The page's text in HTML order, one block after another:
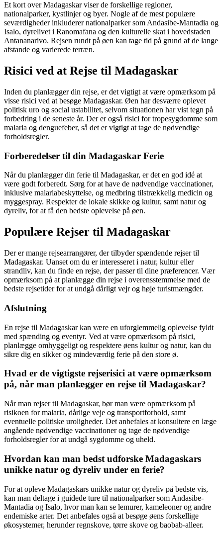
Et kort over Madagaskar viser de forskellige regioner,
nationalparker, kystlinjer og byer. Nogle af de mest populære
seværdigheder inkluderer nationalparker som Andasibe-Mantadia og
Isalo, dyrelivet i Ranomafana og den kulturelle skat i hovedstaden
Antananarivo. Rejsen rundt på øen kan tage tid på grund af de lange
afstande og varierede terræn.
Risici ved at Rejse til Madagaskar
Inden du planlægger din rejse, er det vigtigt at være opmærksom på
visse risici ved at besøge Madagaskar. Øen har desværre oplevet
politisk uro og social ustabilitet, selvom situationen har vist tegn på
forbedring i de seneste år. Der er også risici for tropesygdomme som
malaria og denguefeber, så det er vigtigt at tage de nødvendige
forholdsregler.
Forberedelser til din Madagaskar Ferie
Når du planlægger din ferie til Madagaskar, er det en god idé at
være godt forberedt. Sørg for at have de nødvendige vaccinationer,
inklusive malariabeskyttelse, og medbring tilstrækkelig medicin og
myggespray. Respekter de lokale skikke og kultur, samt natur og
dyreliv, for at få den bedste oplevelse på øen.
Populære Rejser til Madagaskar
Der er mange rejsearrangører, der tilbyder spændende rejser til
Madagaskar. Uanset om du er interesseret i natur, kultur eller
strandliv, kan du finde en rejse, der passer til dine præferencer. Vær
opmærksom på at planlægge din rejse i overensstemmelse med de
bedste rejsetider for at undgå dårligt vejr og høje turistmængder.
Afslutning
En rejse til Madagaskar kan være en uforglemmelig oplevelse fyldt
med spænding og eventyr. Ved at være opmærksom på risici,
planlægge omhyggeligt og respektere øens kultur og natur, kan du
sikre dig en sikker og mindeværdig ferie på den store ø.
Hvad er de vigtigste rejserisici at være opmærksom
på, når man planlægger en rejse til Madagaskar?
Når man rejser til Madagaskar, bør man være opmærksom på
risikoen for malaria, dårlige veje og transportforhold, samt
eventuelle politiske uroligheder. Det anbefales at konsultere en læge
angående nødvendige vaccinationer og tage de nødvendige
forholdsregler for at undgå sygdomme og uheld.
Hvordan kan man bedst udforske Madagaskars
unikke natur og dyreliv under en ferie?
For at opleve Madagaskars unikke natur og dyreliv på bedste vis,
kan man deltage i guidede ture til nationalparker som Andasibe-
Mantadia og Isalo, hvor man kan se lemurer, kameleoner og andre
endemiske arter. Det anbefales også at besøge øens forskellige
økosystemer, herunder regnskove, tørre skove og baobab-alleer.